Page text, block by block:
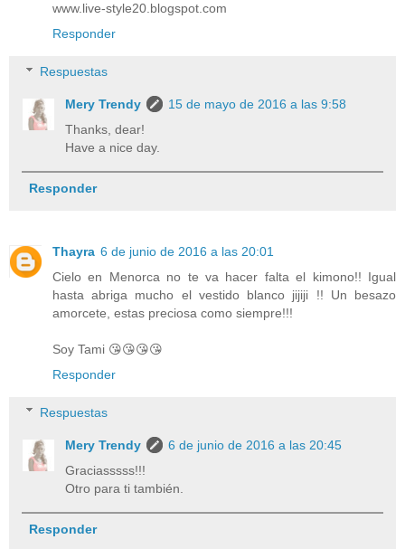
www.live-style20.blogspot.com
Responder
Respuestas
Mery Trendy
15 de mayo de 2016 a las 9:58
Thanks, dear!
Have a nice day.
Responder
Thayra 6 de junio de 2016 a las 20:01
Cielo en Menorca no te va hacer falta el kimono!! Igual
hasta abriga mucho el vestido blanco jijiji !! Un besazo
amorcete, estas preciosa como siempre!!!
Soy Tami 😘😘😘😘
Responder
Respuestas
Mery Trendy
6 de junio de 2016 a las 20:45
Graciasssss!!!
Otro para ti también.
Responder